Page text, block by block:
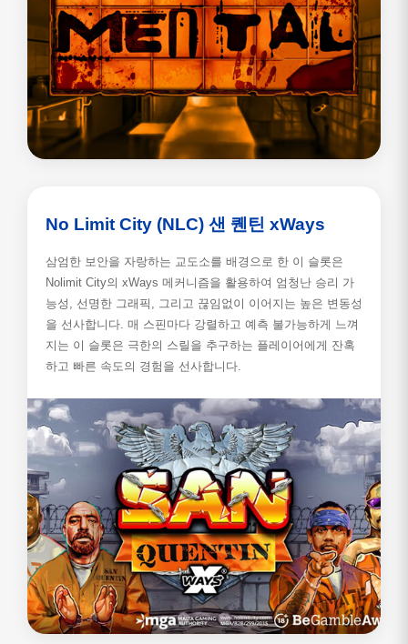
No Limit City (NLC) 샌 퀜틴 xWays
삼엄한 보안을 자랑하는 교도소를 배경으로 한 이 슬롯은
Nolimit City의 xWays 메커니즘을 활용하여 엄청난 승리 가
능성, 선명한 그래픽, 그리고 끊임없이 이어지는 높은 변동성
을 선사합니다. 매 스핀마다 강렬하고 예측 불가능하게 느껴
지는 이 슬롯은 극한의 스릴을 추구하는 플레이어에게 잔혹
하고 빠른 속도의 경험을 선사합니다.